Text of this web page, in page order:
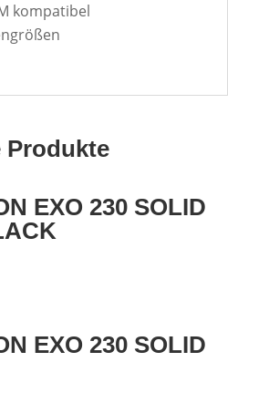
kompatibel
EXO 230 SOLID
EXO 230 SOLID